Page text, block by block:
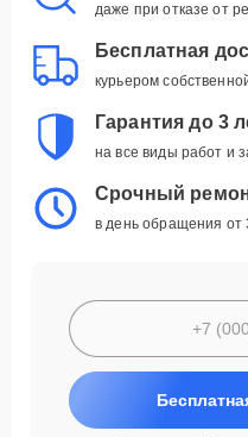
даже при отказе от
Бесплатная
курьером
Гарантия до 3
на все виды работ и
Срочный
в день обращения от